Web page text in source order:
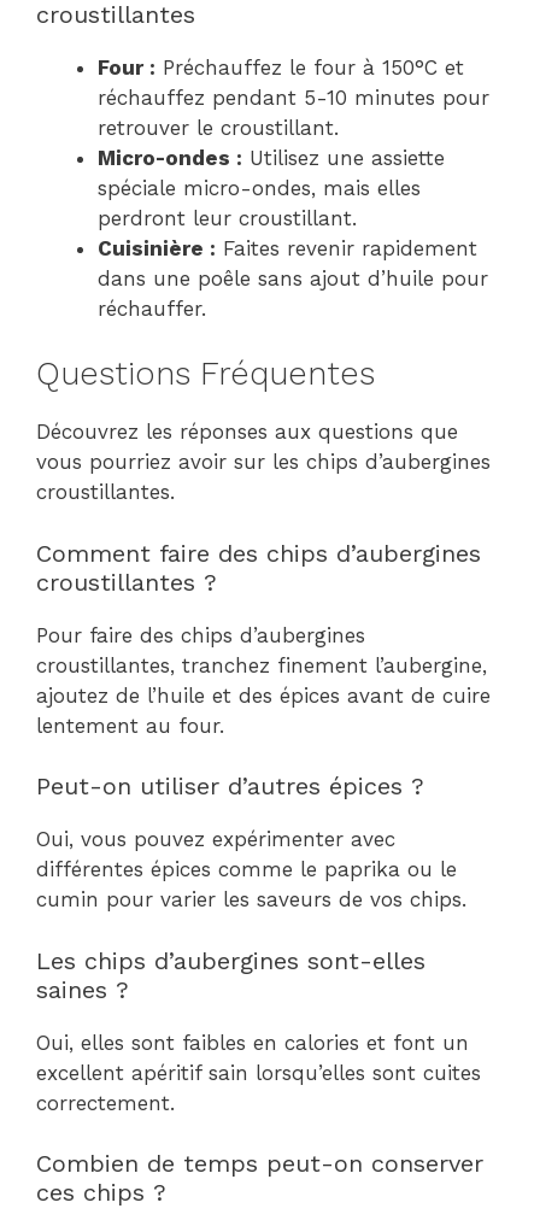
croustillantes
Four : Préchauffez le four à 150°C et
réchauffez pendant 5-10 minutes pour
retrouver le croustillant.
Micro-ondes : Utilisez une assiette
spéciale micro-ondes, mais elles
perdront leur croustillant.
Cuisinière : Faites revenir rapidement
dans une poêle sans ajout d’huile pour
réchauffer.
Questions Fréquentes
Découvrez les réponses aux questions que
vous pourriez avoir sur les chips d’aubergines
croustillantes.
Comment faire des chips d’aubergines
croustillantes ?
Pour faire des chips d’aubergines
croustillantes, tranchez finement l’aubergine,
ajoutez de l’huile et des épices avant de cuire
lentement au four.
Peut-on utiliser d’autres épices ?
Oui, vous pouvez expérimenter avec
différentes épices comme le paprika ou le
cumin pour varier les saveurs de vos chips.
Les chips d’aubergines sont-elles
saines ?
Oui, elles sont faibles en calories et font un
excellent apéritif sain lorsqu’elles sont cuites
correctement.
Combien de temps peut-on conserver
ces chips ?